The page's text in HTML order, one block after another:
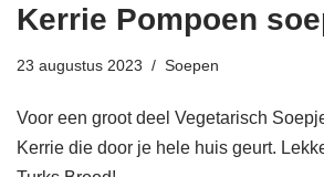
Kerrie Pompoen
23 augustus 2023 Soepen
Voor een groot deel Vegetarisch
Kerrie die door je hele huis geurt.